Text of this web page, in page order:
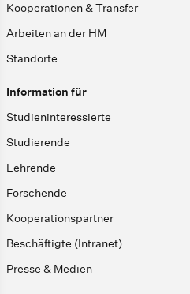
Kooperationen & Transfer
Arbeiten an der HM
Standorte
Information für
Studieninteressierte
Studierende
Lehrende
Forschende
Kooperationspartner
Beschäftigte (Intranet)
Presse & Medien